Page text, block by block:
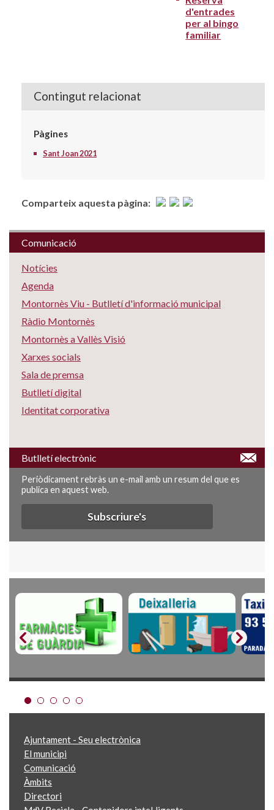
d'entrades
per al bingo
familiar
Contingut relacionat
Pàgines
Sant Joan 2021
Comparteix aquesta pàgina:
Comunicació
Notícies
Agenda
Montornès Viu - Butlletí d'informació municipal
Ràdio Montornès
Montornès a Vallès Visió
Xarxes socials
Sala de premsa
Butlletí digital
Identitat corporativa
Butlletí electrònic
Periòdicament rebràs un e-mail amb un resum del que es
publica en aquest web.
Subscriure's
Ajuntament - Seu electrònica
El municipi
Comunicació
Àmbits
Directori